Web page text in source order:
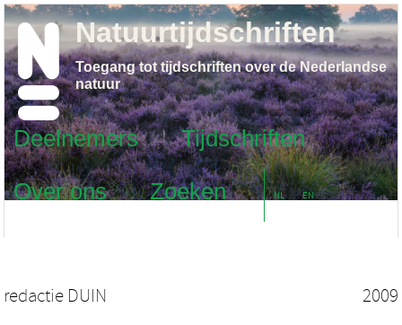
Deelnemers
Tijdschriften
Over ons
Zoeken NL EN
Natuurtijdschriften
Toegang tot tijdschriften over de Nederlandse
natuur
redactie DUIN 2009